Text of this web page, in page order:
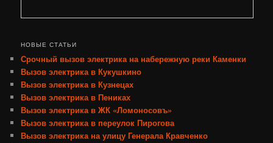
НОВЫЕ СТАТЬИ
Срочный вызов электрика на набережную реки Каменки
Вызов электрика в Кукушкино
Вызов электрика в Кузнецах
Вызов электрика в Пениках
Вызов электрика в ЖК «Ломоносовъ»
Вызов электрика в переулок Пирогова
Вызов электрика на улицу Генерала Кравченко